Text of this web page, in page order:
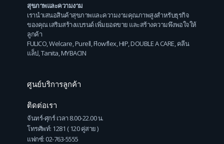
สุขภาพและความงาม
เรานำเสนอสินค้าสุขภาพและความงามคุณภาพสูงสำหรับธุรกิจ
ของคุณ เสริมสร้างแบรนด์ เพิ่มยอดขาย และสร้างความพึงพอใจให้
ลูกค้า
FULICO Welcare Purell Flowflex HIP DOUBLE A CARE คลีน
แล็ป, Tanita MYBACIN
ศูนย์บริการลูกค้า
ติดต่อเรา
จันทร์-ศุกร์ เวลา 8.00-22.00 น.
โทรศัพท์: 1281 ( 120 คู่สาย )
แฟกซ์: 02-763-5555